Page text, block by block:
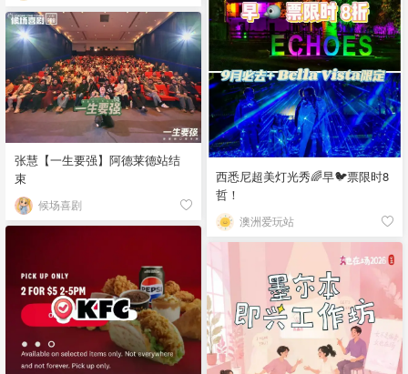
西悉尼超美灯光秀🌈早🐦票限时8
哲！
澳洲爱玩站
张慧【一生要强】阿德莱德站结
束
候场喜剧